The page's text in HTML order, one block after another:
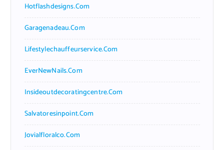
Hotflashdesigns.com
Garagenadeau.com
Lifestylechauffeurservice.com
EverNewNails.com
Insideoutdecoratingcentre.com
Salvatoresinpoint.com
Jovialfloralco.com